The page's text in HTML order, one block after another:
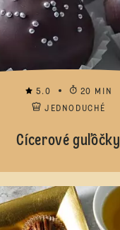
5.0
20 MIN
JEDNODUCHÉ
Cícerové guľôčky